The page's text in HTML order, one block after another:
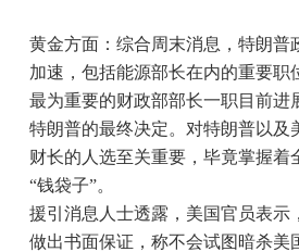
黄金方面：综合周末消息，特朗普
加速，包括能源部长在内的重要职
最为重要的财政部部长一职目前进
特朗普的最终决定。对特朗普以及
财长的人选至关重要，毕竟掌握着
“钱袋子”。
援引消息人士透露，美国官员表示
做出书面保证，称不会试图暗杀美